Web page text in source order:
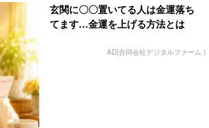
玄関に〇〇置いてる人は金運落ち
てます…金運を上げる方法とは
AD(合同会社デジタルファーム )